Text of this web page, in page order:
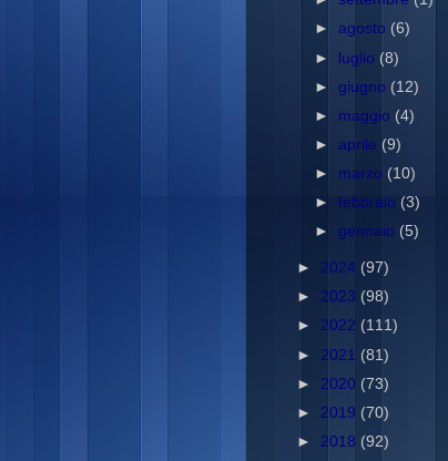
► agosto (6)
► luglio (8)
► giugno (12)
► maggio (4)
► aprile (9)
► marzo (10)
►febbraio (3)
►gennaio (5)
► 2024 (97)
► 2023 (98)
► 2022 (111)
► 2021 (81)
► 2020 (73)
► 2019 (70)
► 2018 (92)